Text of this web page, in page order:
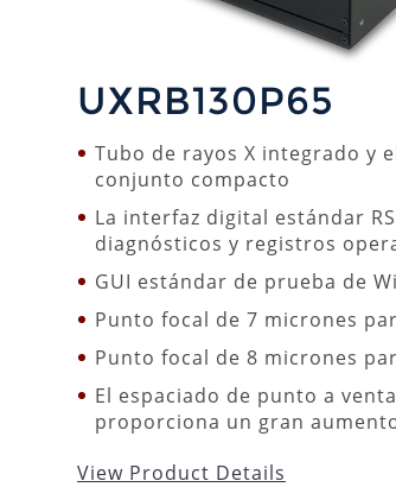
UXRB130P65
Tubo de rayos X integrado y
conjunto compacto
La interfaz digital estándar
diagnósticos y registros
GUI estándar de prueba de
Punto focal de 7 micrones
Punto focal de 8 micrones
El espaciado de punto a
proporciona un gran
View Product Details